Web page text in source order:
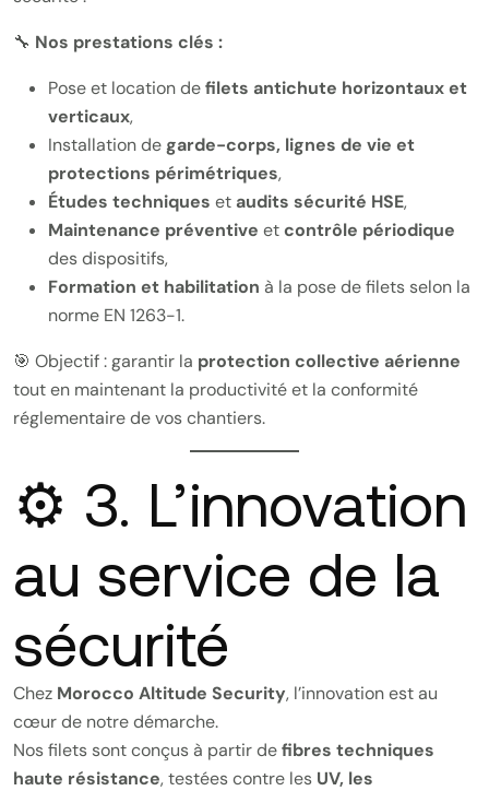
🔧 Nos prestations clés :
Pose et location defilets antichute horizontaux et
verticaux,
Installation de garde-corps, lignes de vie et
protections périmétriques,
Études techniques et audits sécurité HSE,
Maintenance préventive etcontrôle périodique
des dispositifs,
Formation et habilitation à la pose de filets selon la
norme EN 1263-1.
🎯 Objectif : garantir la protection collective aérienne
tout en maintenant la productivité et la conformité
réglementaire de vos chantiers.
⚙️ 3. L’innovation
au service de la
sécurité
Chez Morocco Altitude Security, l’innovation est au
cœur de notre démarche.
Nos filets sont conçus à partir defibres techniques
haute résistance, testées contre les UV, les